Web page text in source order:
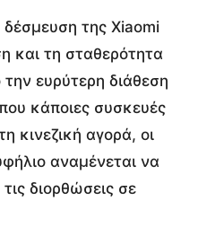
δέσμευση της Xiaomi
και τη σταθερότητα
ευρύτερη διάθεση
κάποιες συσκευές
κινεζική αγορά, οι
αναμένεται να
διορθώσεις σε